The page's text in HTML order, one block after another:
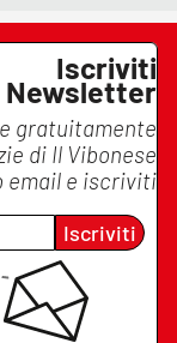
Iscriviti
Newsletter
gratuitamente
di Il Vibonese
email e iscriviti
Iscriviti